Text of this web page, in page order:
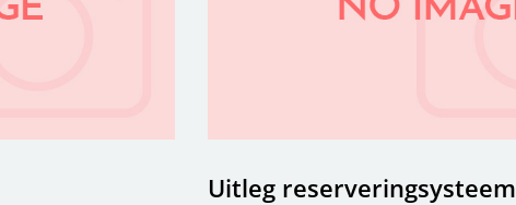
Uitleg reserveringsysteem